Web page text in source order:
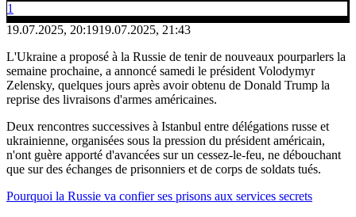
1
19.07.2025, 20:1919.07.2025, 21:43
L'Ukraine a proposé à la Russie de tenir de nouveaux pourparlers la
semaine prochaine, a annoncé samedi le président Volodymyr
Zelensky, quelques jours après avoir obtenu de Donald Trump la
reprise des livraisons d'armes américaines.
Deux rencontres successives à Istanbul entre délégations russe et
ukrainienne, organisées sous la pression du président américain,
n'ont guère apporté d'avancées sur un cessez-le-feu, ne débouchant
que sur des échanges de prisonniers et de corps de soldats tués.
Pourquoi la Russie va confier ses prisons aux services secrets